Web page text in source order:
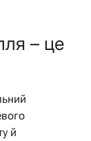
– це
й